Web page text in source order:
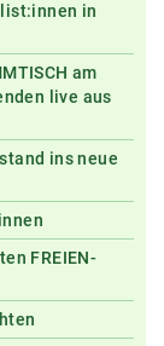
in
am
live aus
ins neue
FREIEN-